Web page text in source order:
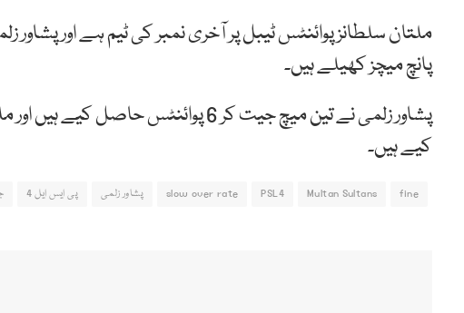
ملتان سلطانز پوائنٹس ٹیبل پر آخری نمبر کی ٹیم ہے اور پشاور
پانچ میچز کھیلے ہیں۔
پشاور زلمی نے تین میچ جیت کر 6
کیے ہیں۔
fine
Multan Sultans
PSL4
slow over rate پشاور زلمی پی ایس ایل 4